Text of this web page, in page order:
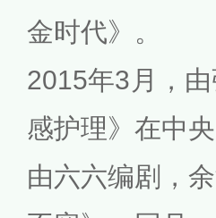
金时代》。
2015年3月，
感护理》在中
由六六编剧，